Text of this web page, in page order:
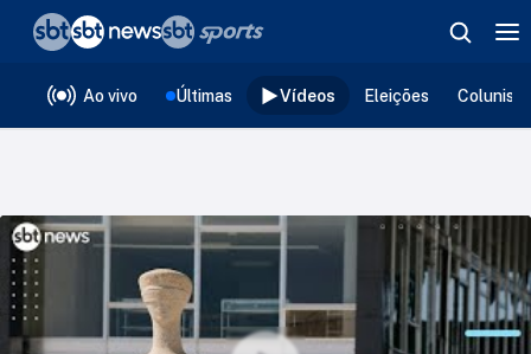
Ao vivo Últimas Vídeos Eleições
❮voltar
Editorias